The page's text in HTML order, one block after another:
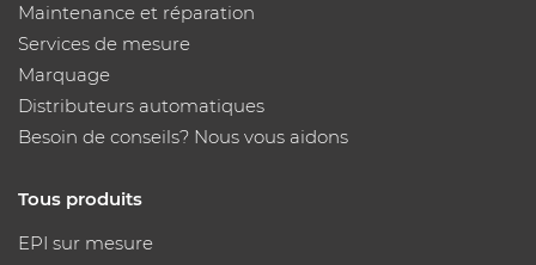
Maintenance et réparation
Services de mesure
Marquage
Distributeurs automatiques
Besoin de conseils? Nous vous aidons
Tous produits
EPI sur mesure